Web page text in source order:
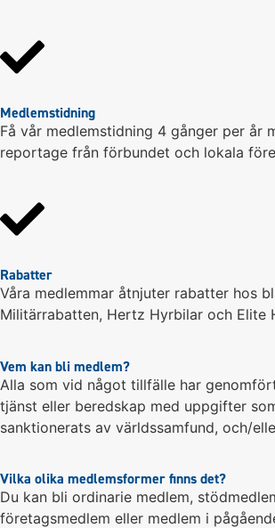
Medlemstidning
Få vår medlemstidning 4 gånger per år
reportage från förbundet och lokala
Rabatter
Våra medlemmar åtnjuter rabatter hos
Militärrabatten, Hertz Hyrbilar och Elite
Vem kan bli medlem?
Alla som vid något tillfälle har
tjänst eller beredskap med uppgifter
sanktionerats av världssamfund, och/
Vilka olika medlemsformer finns det?
Du kan bli ordinarie medlem,
företagsmedlem eller medlem i